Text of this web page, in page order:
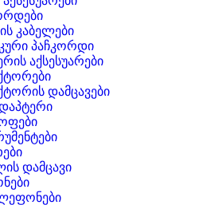
კაბელები
პაჩკორდი
აქსესუარები
დამცავები
დამცავი